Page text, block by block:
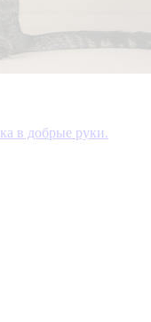
в добрые руки.